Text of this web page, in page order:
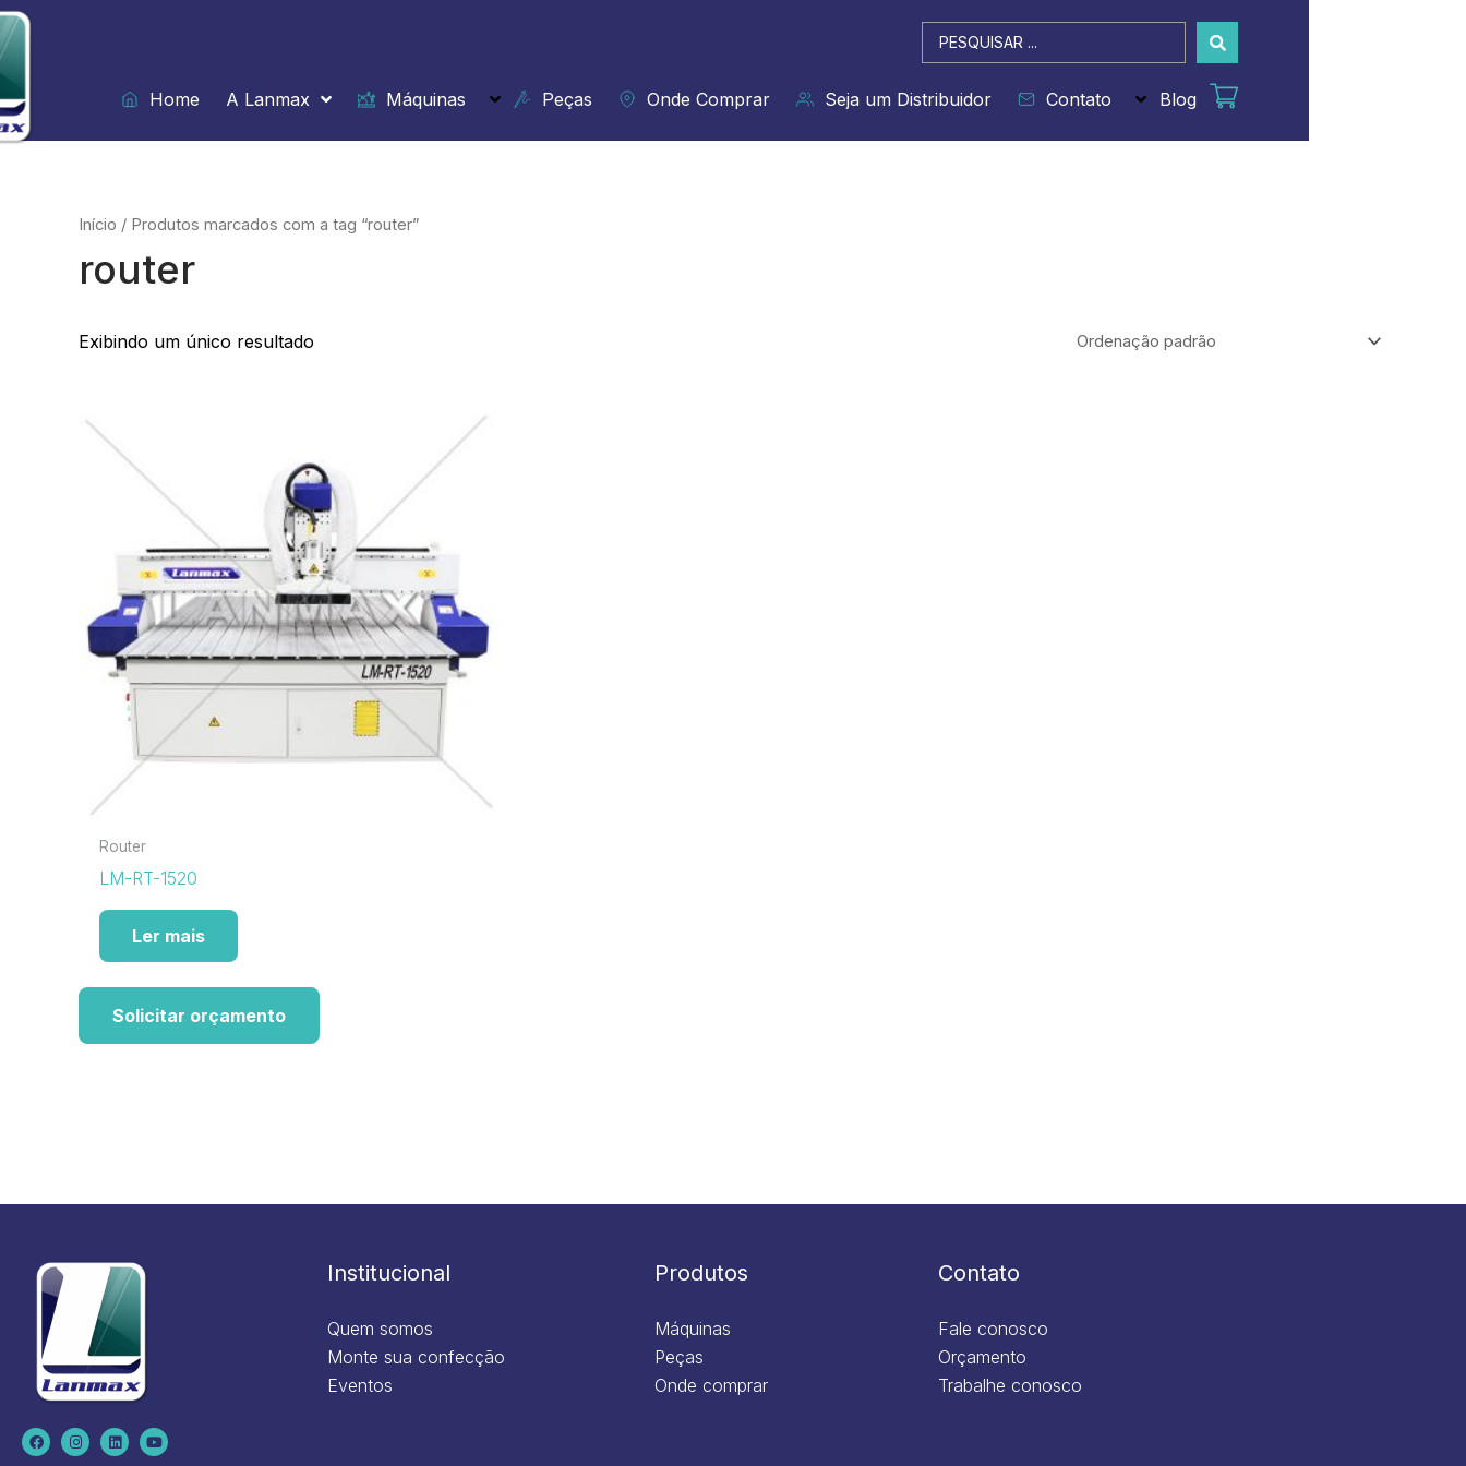
Ir
para
o
conteúdo
Pesquisar
...
Home
A Lanmax Máquinas Peças Onde Comprar Seja um Distribuidor Contato Blog
Início / Produtos marcados com a tag “router”
router
Exibindo um único resultado
Router
LM-RT-1520
Ler mais
Solicitar orçamento
F
a
c
I
n
s
L
i
n
Y
o
u
Institucional
Quem somos
Monte sua confecção
Eventos
Produtos
Máquinas
Peças
Onde comprar
Contato
Fale conosco
Orçamento
Trabalhe conosco